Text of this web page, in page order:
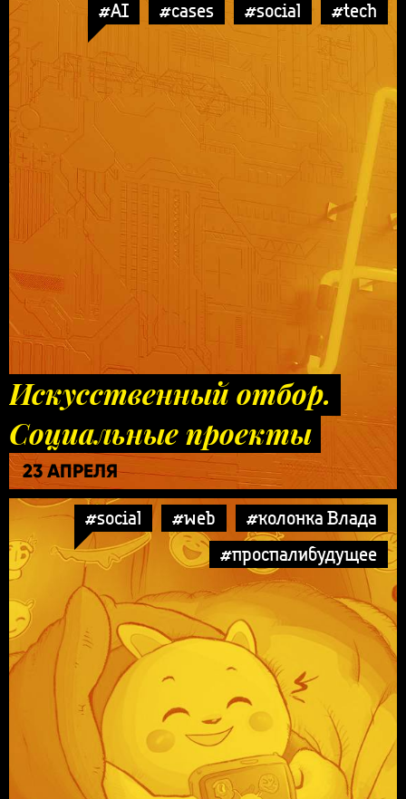
#AI #cases #social #tech
Искусственный отбор.
Социальные проекты
23 АПРЕЛЯ
#social #web
#колонка Влада
#проспалибудущее